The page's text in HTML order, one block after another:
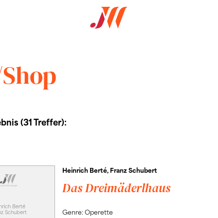
(31 Treffer):
Berté
Schubert
Heinrich Berté, Franz Schubert
Das Dreimäderlhaus
Genre: Operette